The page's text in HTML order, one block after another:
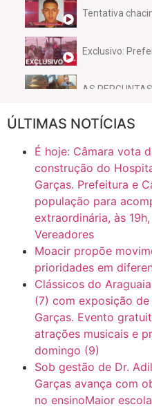
AS
CASO SAIURY -
Mini Ginásio de
ÚLTIMAS NOTÍCIAS
É hoje: Câmara vota
construção do
Garças. Prefeitura e
população para
extraordinária, às
Vereadores
Moacir propõe
prioridades em
Clássicos do
(7) com exposição
Garças. Evento
atrações musicais e
domingo (9)
Sob gestão de Dr.
Garças avança com
no ensinoMaior